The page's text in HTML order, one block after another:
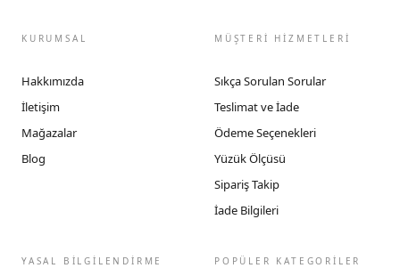
KURUMSAL
Hakkımızda
İletişim
Mağazalar
Blog
MÜŞTERİ HİZMETLERİ
Sıkça Sorulan Sorular
Teslimat ve İade
Ödeme Seçenekleri
Yüzük Ölçüsü
Sipariş Takip
İade Bilgileri
YASAL BİLGİLENDİRME POPÜLER KATEGORİLER